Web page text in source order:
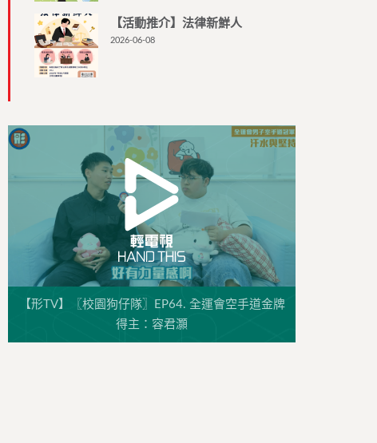
【活動推介】法律新鮮人
2026-06-08
【形TV】〖校園狗仔隊〗EP64. 全運會空手道金牌
得主：容君灝